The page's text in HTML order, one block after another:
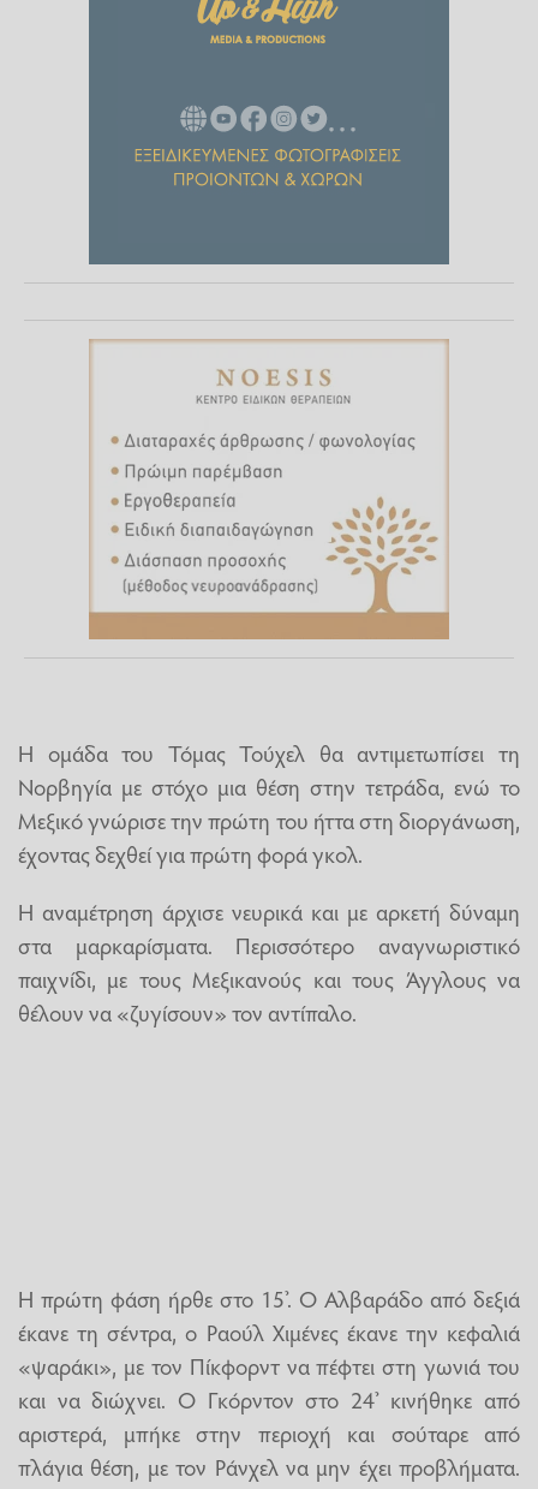
Η ομάδα του Τόμας Τούχελ θα αντιμετωπίσει τη
Νορβηγία με στόχο μια θέση στην τετράδα, ενώ το
Μεξικό γνώρισε την πρώτη του ήττα στη διοργάνωση,
έχοντας δεχθεί για πρώτη φορά γκολ.
Η αναμέτρηση άρχισε νευρικά και με αρκετή δύναμη
στα μαρκαρίσματα. Περισσότερο αναγνωριστικό
παιχνίδι, με τους Μεξικανούς και τους Άγγλους να
θέλουν να «ζυγίσουν» τον αντίπαλο.
Η πρώτη φάση ήρθε στο 15’. Ο Αλβαράδο από δεξιά
έκανε τη σέντρα, ο Ραούλ Χιμένες έκανε την κεφαλιά
«ψαράκι», με τον Πίκφορντ να πέφτει στη γωνιά του
και να διώχνει. Ο Γκόρντον στο 24’ κινήθηκε από
αριστερά, μπήκε στην περιοχή και σούταρε από
πλάγια θέση, με τον Ράνχελ να μην έχει προβλήματα.